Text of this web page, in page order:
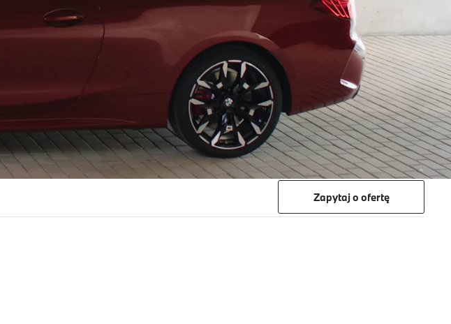
Zapytaj o ofertę